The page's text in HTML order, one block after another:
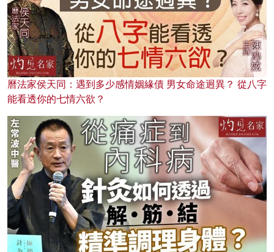
曆法家侯天同：遇到多少感情姻緣債 男女命途迥異？ 從八字
能看透你的七情六欲？